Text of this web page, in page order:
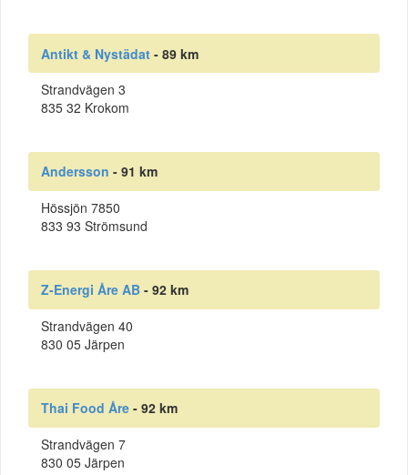
Antikt & Nystädat - 89 km
Strandvägen 3
835 32 Krokom
Andersson - 91 km
Hössjön 7850
833 93 Strömsund
Z-Energi Åre AB - 92 km
Strandvägen 40
830 05 Järpen
Thai Food Åre - 92 km
Strandvägen 7
830 05 Järpen